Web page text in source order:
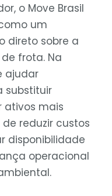
o Move Brasil
um
direto sobre a
frota. Na
ajudar
substituir
ativos mais
reduzir custos
disponibilidade
operacional